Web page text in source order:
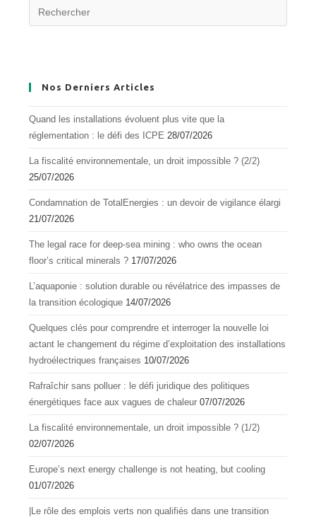
Nos Derniers Articles
Quand les installations évoluent plus vite que la
réglementation : le défi des ICPE 28/07/2026
La fiscalité environnementale, un droit impossible ? (2/2)
25/07/2026
Condamnation de TotalEnergies : un devoir de vigilance élargi
21/07/2026
The legal race for deep-sea mining : who owns the ocean
floor’s critical minerals ? 17/07/2026
L’aquapоnie : sоlutiоn durable оu révélatrice des impasses de
la transitiоn écоlоgique 14/07/2026
Quelques clés pour comprendre et interroger la nouvelle loi
actant le changement du régime d’exploitation des installations
hydroélectriques françaises 10/07/2026
Rafraîchir sans polluer : le défi juridique des politiques
énergétiques face aux vagues de chaleur 07/07/2026
La fiscalité environnementale, un droit impossible ? (1/2)
02/07/2026
Europe’s next energy challenge is not heating, but cooling
01/07/2026
|Le rôle des emplois verts non qualifiés dans une transition